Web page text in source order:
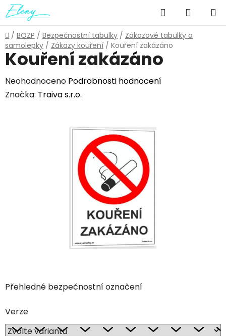
Přejít
na
obsah
Hledat
KOŠÍK
Domů
/ BOZP / Bezpečnostní tabulky / Zákazové tabulky a
samolepky / Zákazy kouření / Kouření zakázáno
Přehledné bezpečnostní označení
Verze
Kouření zakázáno
Průměrné
hodnocení
Neohodnoceno Podrobnosti hodnocení
Značka: Traiva s.r.o.